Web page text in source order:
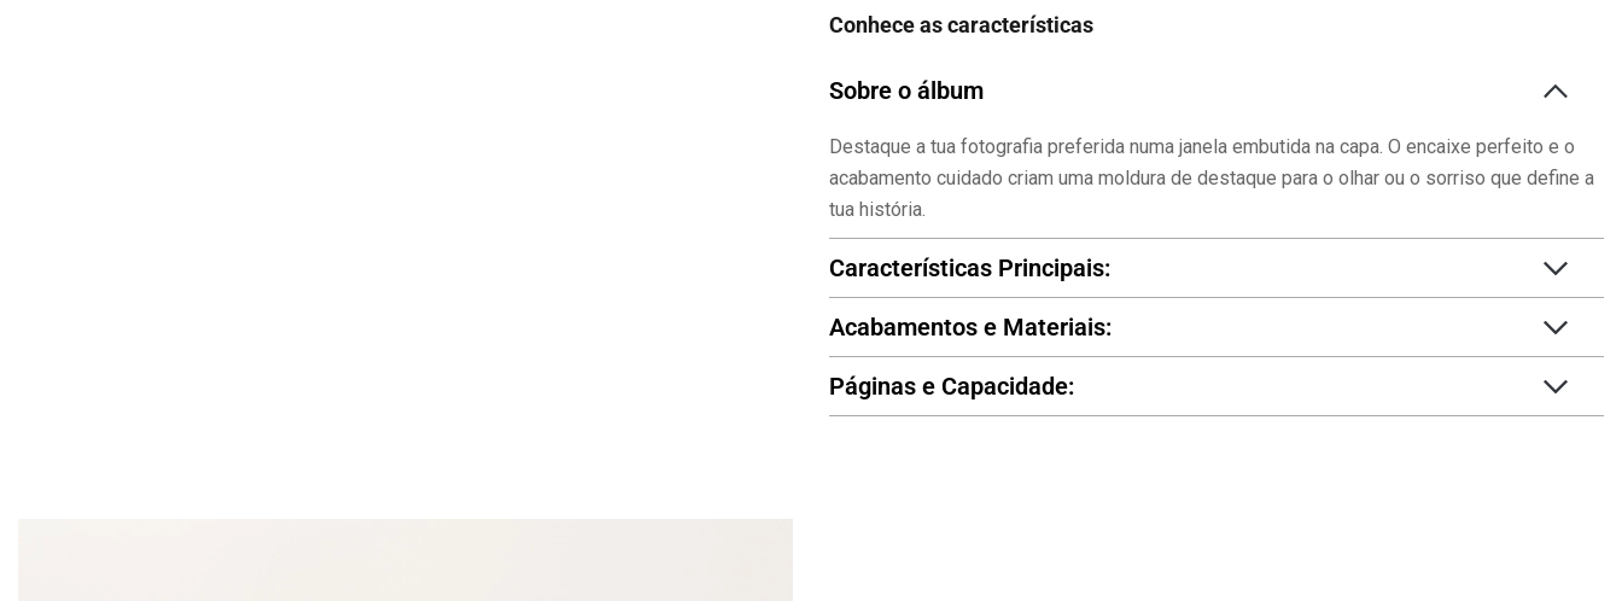
Conhece as características
Sobre o álbum
Destaque a tua fotografia preferida numa janela embutida na capa. O encaixe perfeito e o
acabamento cuidado criam uma moldura de destaque para o olhar ou o sorriso que define a
tua história.
Características Principais:
Acabamentos e Materiais:
Páginas e Capacidade: